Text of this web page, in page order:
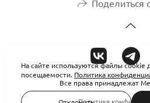
Поделиться
Все права принадлежат
Политика
На сайте используются файлы cookie
посещаемости. Политика